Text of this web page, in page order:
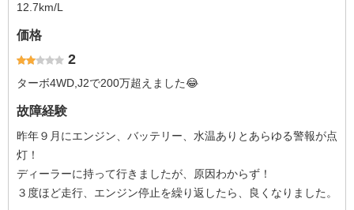
12.7km/L
価格
2
ターボ4WD,J2で200万超えました😂
故障経験
昨年９月にエンジン、バッテリー、水温ありとあらゆる警報が点
灯！
ディーラーに持って行きましたが、原因わからず！
３度ほど走行、エンジン停止を繰り返したら、良くなりました。